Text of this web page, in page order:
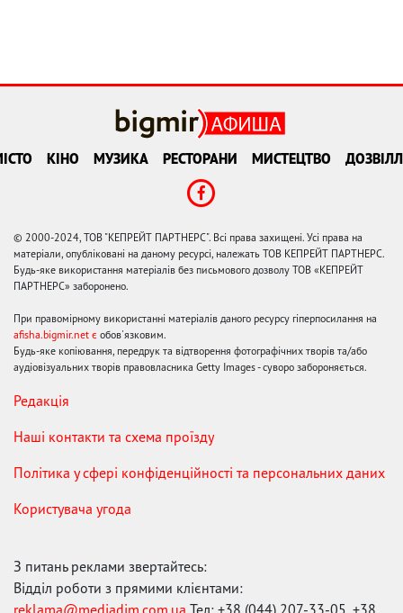
КІНО МУЗИКА РЕСТОРАНИ МИСТЕЦТВО
© 2000-2024, ТОВ "КЕПРЕЙТ ПАРТНЕРС". Всі права захищені. Усі права на
матеріали, опубліковані на даному ресурсі, належать ТОВ КЕПРЕЙТ ПАРТНЕРС.
Будь-яке використання матеріалів без письмового дозволу ТОВ «КЕПРЕЙТ
ПАРТНЕРС» заборонено.
При правомірному використанні матеріалів даного ресурсу гіперпосилання на
afisha.bigmir.net є обов'язковим.
Будь-яке копіювання, передрук та відтворення фотографічних творів та/або
аудіовізуальних творів правовласника Getty Images - суворо забороняється.
Редакція
Наші контакти та схема проїзду
Політика у сфері конфіденційності та персональних даних
Користувача угода
З питань реклами звертайтесь:
Відділ роботи з прямими клієнтами:
reklama@mediadim.com.ua Тел: +38 (044) 207-33-05, +38